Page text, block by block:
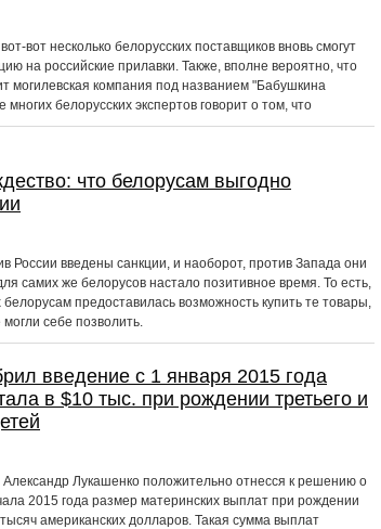
вот несколько белорусских поставщиков вновь смогут
на российские прилавки. Также, вполне вероятно, что
могилевская компания под названием "Бабушкина
белорусских экспертов говорит о том, что
что белорусам выгодно
России введены санкции, и наоборот, против Запада они
самих же белорусов настало позитивное время. То есть,
белорусам предоставилась возможность купить те товары,
себе позволить.
введение с 1 января 2015 года
в $10 тыс. при рождении третьего и
Лукашенко положительно отнесся к решению о
2015 года размер материнских выплат при рождении
американских долларов. Такая сумма выплат
Услуги